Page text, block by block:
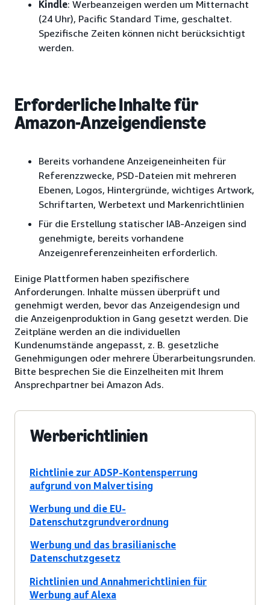
Kindle: Werbeanzeigen werden um Mitternacht
(24 Uhr), Pacific Standard Time, geschaltet.
Spezifische Zeiten können nicht berücksichtigt
werden.
Erforderliche Inhalte für
Amazon-Anzeigendienste
Bereits vorhandene Anzeigeneinheiten für
Referenzzwecke, PSD-Dateien mit mehreren
Ebenen, Logos, Hintergründe, wichtiges Artwork,
Schriftarten, Werbetext und Markenrichtlinien
Für die Erstellung statischer IAB-Anzeigen sind
genehmigte, bereits vorhandene
Anzeigenreferenzeinheiten erforderlich.
Einige Plattformen haben spezifischere
Anforderungen. Inhalte müssen überprüft und
genehmigt werden, bevor das Anzeigendesign und
die Anzeigenproduktion in Gang gesetzt werden. Die
Zeitpläne werden an die individuellen
Kundenumstände angepasst, z. B. gesetzliche
Genehmigungen oder mehrere Überarbeitungsrunden.
Bitte besprechen Sie die Einzelheiten mit Ihrem
Ansprechpartner bei Amazon Ads.
Werberichtlinien
Richtlinie zur ADSP-Kontensperrung
aufgrund von Malvertising
Werbung und die EU-
Datenschutzgrundverordnung
Werbung und das brasilianische
Datenschutzgesetz
Richtlinien und Annahmerichtlinien für
Werbung auf Alexa